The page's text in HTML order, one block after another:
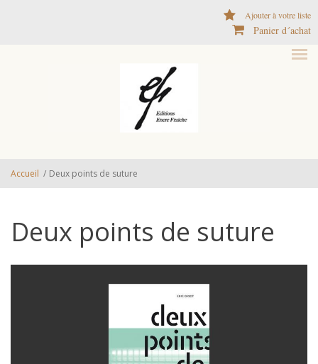
Ajouter à votre liste
Panier d´achat
Accueil / Deux points de suture
Deux points de suture